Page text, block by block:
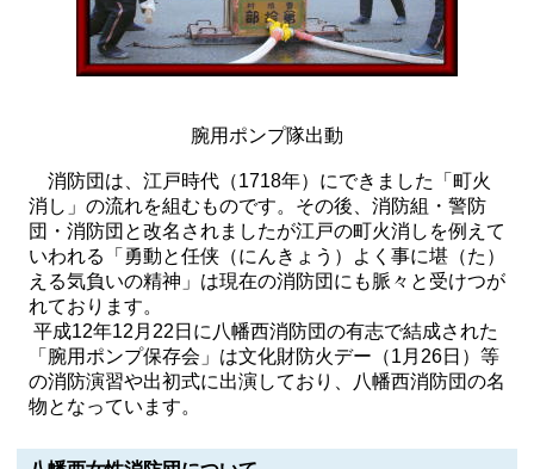
腕用ポンプ隊出動
消防団は、江戸時代（1718年）にできました「町火
消し」の流れを組むものです。その後、消防組・警防
団・消防団と改名されましたが江戸の町火消しを例えて
いわれる「勇動と任侠（にんきょう）よく事に堪（た）
える気負いの精神」は現在の消防団にも脈々と受けつが
れております。
平成12年12月22日に八幡西消防団の有志で結成された
「腕用ポンプ保存会」は文化財防火デー（1月26日）等
の消防演習や出初式に出演しており、八幡西消防団の名
物となっています。